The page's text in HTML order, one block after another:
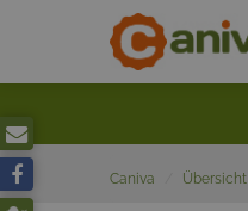
Caniva Übersicht